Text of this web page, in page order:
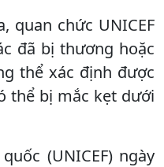
quan chức UNICEF
đã bị thương hoặc
thể xác định được
thể bị mắc kẹt dưới
(UNICEF) ngày